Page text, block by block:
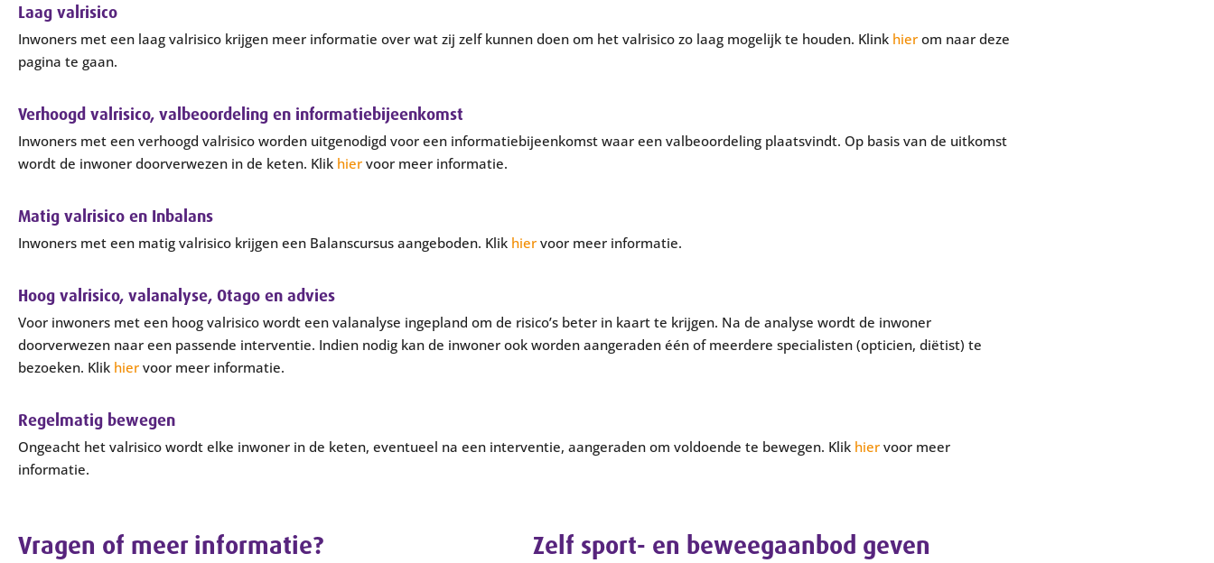
Laag valrisico
Inwoners met een laag valrisico krijgen meer informatie over wat zij zelf kunnen doen om het valrisico zo laag mogelijk te houden. Klink hier om naar deze
pagina te gaan.
Verhoogd valrisico, valbeoordeling en informatiebijeenkomst
Inwoners met een verhoogd valrisico worden uitgenodigd voor een informatiebijeenkomst waar een valbeoordeling plaatsvindt. Op basis van de uitkomst
wordt de inwoner doorverwezen in de keten. Klik hier voor meer informatie.
Matig valrisico en Inbalans
Inwoners met een matig valrisico krijgen een Balanscursus aangeboden. Klik hier voor meer informatie.
Hoog valrisico, valanalyse, Otago en advies
Voor inwoners met een hoog valrisico wordt een valanalyse ingepland om de risico’s beter in kaart te krijgen. Na de analyse wordt de inwoner
doorverwezen naar een passende interventie. Indien nodig kan de inwoner ook worden aangeraden één of meerdere specialisten (opticien, diëtist) te
bezoeken. Klik hier voor meer informatie.
Regelmatig bewegen
Ongeacht het valrisico wordt elke inwoner in de keten, eventueel na een interventie, aangeraden om voldoende te bewegen. Klik hier voor meer
informatie.
Vragen of meer informatie? Zelf sport- en beweegaanbod geven